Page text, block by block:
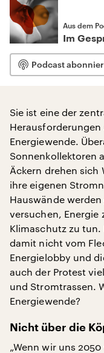
Aus dem
Im
Podcast
Sie ist eine der
Energiewende.
Sonnenkollektoren
Äckern drehen sich
ihre eigenen
Hauswände
versuchen, Energie
Klimaschutz zu
damit nicht vom
Energielobby und
auch der Protest
und Stromtrassen.
Energiewende?
Nicht über die
„Wenn wir uns